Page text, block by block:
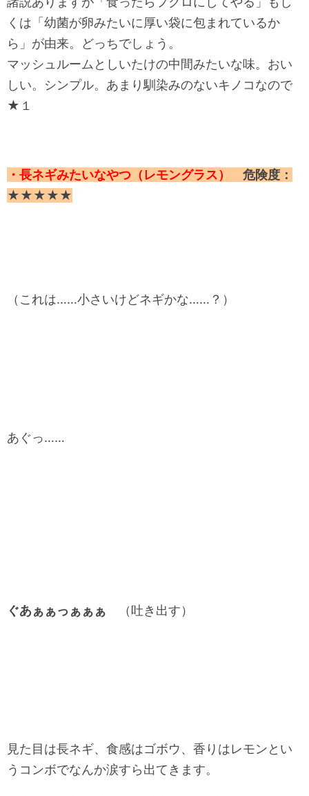
くは「幼菌が卵みたいに厚い袋に包まれているか
ら」が由来。どっちでしょう。
マッシュルームとしいたけの中間みたいな味。おい
しい。シンプル。あまり馴染みのないキノコなので
★１
・長ネギみたいなやつ（レモングラス）
危険度：
★★★★★
（これは……小さいけどネギかな……？）
あぐっ……
ぐあぁぁっぁぁぁ （吐き出す）
見た目は長ネギ、食感はゴボウ、香りはレモンとい
うコンボでなんか涙すら出てきます。